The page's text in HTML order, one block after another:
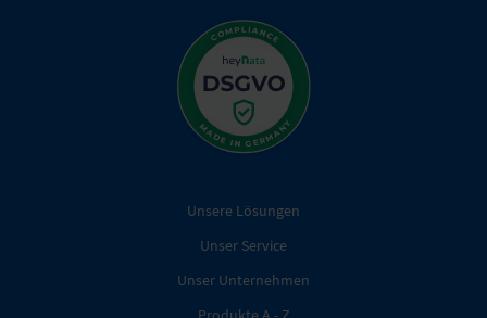
Unsere Lösungen
Unser Service
Unser Unternehmen